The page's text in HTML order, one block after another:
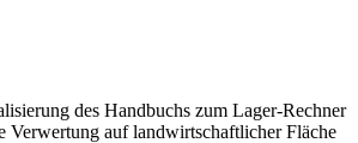
des Handbuchs zum Lager-Rechner
Verwertung auf landwirtschaftlicher Fläche